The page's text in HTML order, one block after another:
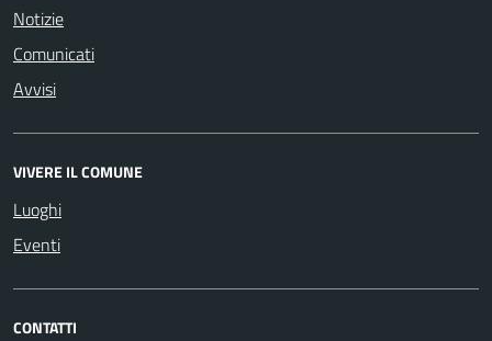
Notizie
Comunicati
Avvisi
VIVERE IL COMUNE
Luoghi
Eventi
CONTATTI